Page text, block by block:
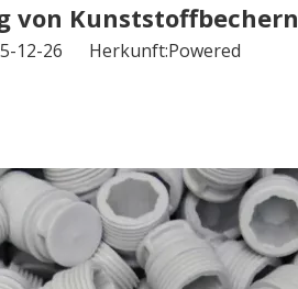
von Kunststoffbechern
12-26 Herkunft:Powered